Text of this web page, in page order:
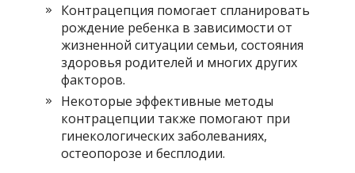
Контрацепция помогает спланировать
рождение ребенка в зависимости от
жизненной ситуации семьи, состояния
здоровья родителей и многих других
факторов.
Некоторые эффективные методы
контрацепции также помогают при
гинекологических заболеваниях,
остеопорозе и бесплодии.